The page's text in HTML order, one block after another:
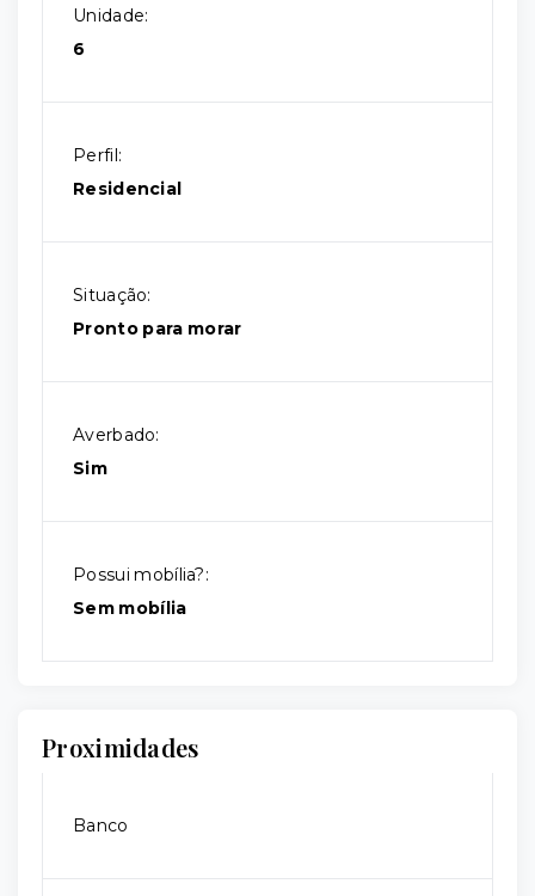
Unidade:
6
Perfil:
Residencial
Situação:
Pronto para morar
Averbado:
Sim
Possui mobília?:
Sem mobília
Proximidades
Banco